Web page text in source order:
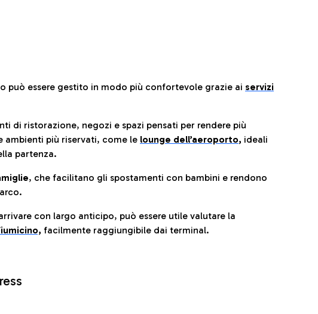
può essere gestito in modo più confortevole grazie ai servizi
di ristorazione, negozi e spazi pensati per rendere più
ambienti più riservati, come le lounge dell’aeroporto, ideali
partenza.
, che facilitano gli spostamenti con bambini e rendono
con largo anticipo, può essere utile valutare la
facilmente raggiungibile dai terminal.